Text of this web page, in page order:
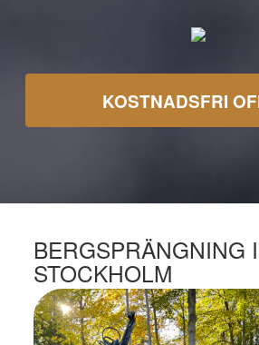
KOSTNADSFRI
BERGSPRÄNGNING I
STOCKHOLM